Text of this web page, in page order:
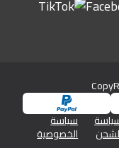
سياسة
الخصوصية